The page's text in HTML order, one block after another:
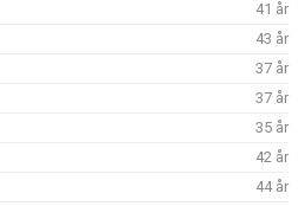
41 år
43 år
37 år
37 år
35 år
42 år
44 år